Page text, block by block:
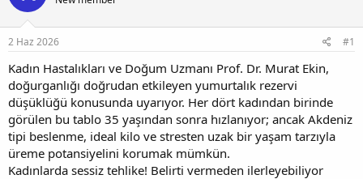
u
u
b
a
l
a
t
a
n
a
g
ı
ç
a
r
i
h
i
2 Haz 2026 #1
Kadın Hastalıkları ve Doğum Uzmanı Prof. Dr. Murat Ekin,
doğurganlığı doğrudan etkileyen yumurtalık rezervi
düşüklüğü konusunda uyarıyor. Her dört kadından birinde
görülen bu tablo 35 yaşından sonra hızlanıyor; ancak Akdeniz
tipi beslenme, ideal kilo ve stresten uzak bir yaşam tarzıyla
üreme potansiyelini korumak mümkün.
Kadınlarda sessiz tehlike! Belirti vermeden ilerleyebiliyor